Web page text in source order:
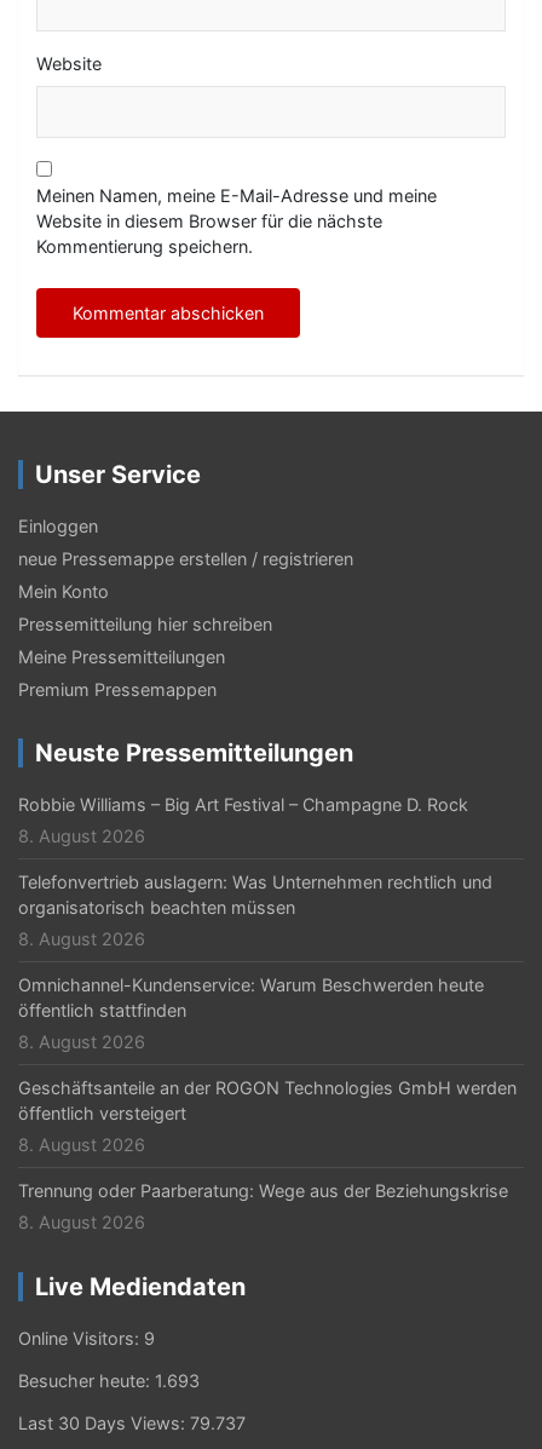
Website
Meinen Namen, meine E-Mail-Adresse und meine
Website in diesem Browser für die nächste
Kommentierung speichern.
Unser Service
Einloggen
neue Pressemappe erstellen / registrieren
Mein Konto
Pressemitteilung hier schreiben
Meine Pressemitteilungen
Premium Pressemappen
Neuste Pressemitteilungen
Robbie Williams – Big Art Festival – Champagne D. Rock
8. August 2026
Telefonvertrieb auslagern: Was Unternehmen rechtlich und
organisatorisch beachten müssen
8. August 2026
Omnichannel-Kundenservice: Warum Beschwerden heute
öffentlich stattfinden
8. August 2026
Geschäftsanteile an der ROGON Technologies GmbH werden
öffentlich versteigert
8. August 2026
Trennung oder Paarberatung: Wege aus der Beziehungskrise
8. August 2026
Live Mediendaten
Online Visitors: 9
Besucher heute: 1.693
Last 30 Days Views: 79.737